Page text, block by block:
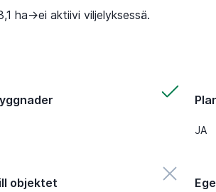
ha->ei aktiivi viljelyksessä.
JA
objektet